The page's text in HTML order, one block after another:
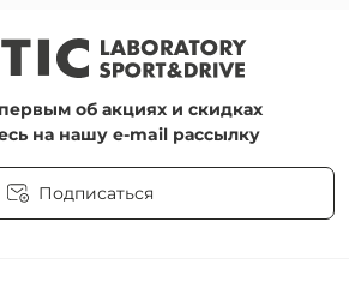
об акциях и скидках
на нашу e-mail рассылку
Подписаться
соглашение